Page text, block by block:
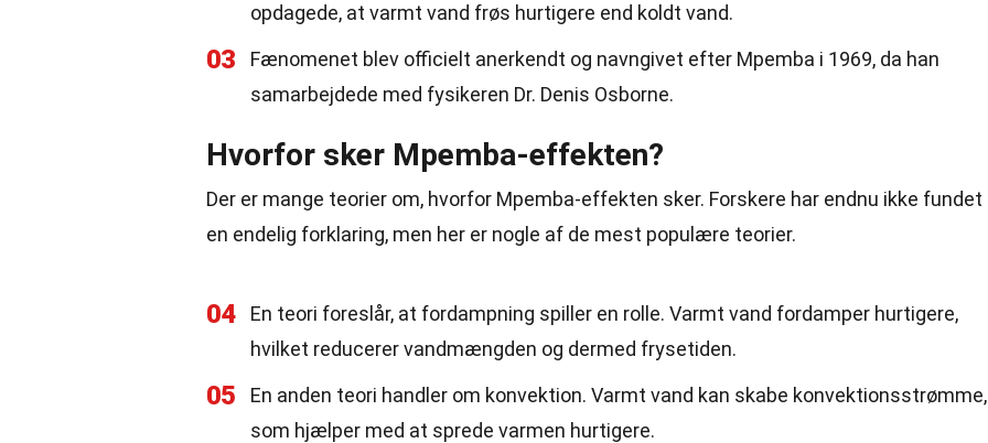
opdagede, at varmt vand frøs hurtigere end koldt vand.
03
Fænomenet blev officielt anerkendt og navngivet efter Mpemba i 1969, da han
samarbejdede med fysikeren Dr. Denis Osborne.
Hvorfor sker Mpemba-effekten?
Der er mange teorier om, hvorfor Mpemba-effekten sker. Forskere har endnu ikke fundet
en endelig forklaring, men her er nogle af de mest populære teorier.
04
En teori foreslår, at fordampning spiller en rolle. Varmt vand fordamper hurtigere,
hvilket reducerer vandmængden og dermed frysetiden.
05
En anden teori handler om konvektion. Varmt vand kan skabe konvektionsstrømme,
som hjælper med at sprede varmen hurtigere.